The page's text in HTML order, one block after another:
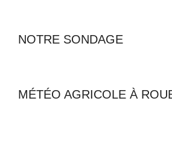
NOTRE SONDAGE
MÉTÉO AGRICOLE À